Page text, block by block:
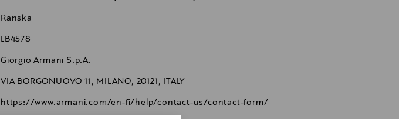
Ranska
LB4578
Giorgio Armani S.p.A.
VIA BORGONUOVO 11, MILANO, 20121, ITALY
https://www.armani.com/en-fi/help/contact-us/contact-form/